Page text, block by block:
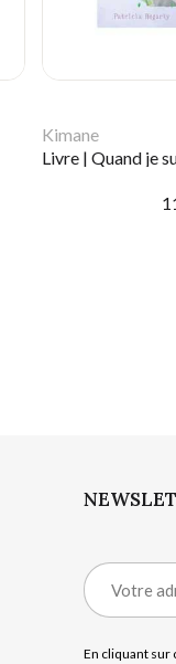
Kimane
Livre | Quand je
En cliquant sur